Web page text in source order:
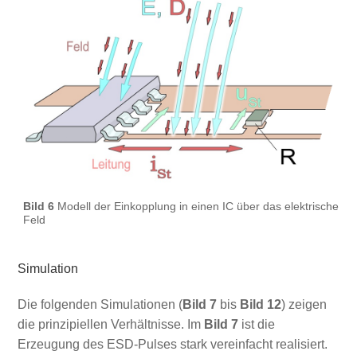
Bild 6Modell der Einkopplung in einen IC über das elektrische
Feld
Simulation
Die folgenden Simulationen (Bild 7bis Bild 12) zeigen
die prinzipiellen Verhältnisse. Im Bild 7ist die
Erzeugung des ESD-Pulses stark vereinfacht realisiert.